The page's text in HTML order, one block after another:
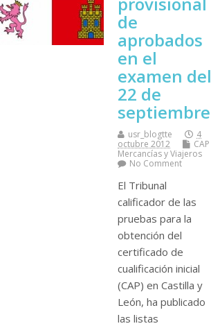
de
aprobados
en el
examen del
22 de
septiembre
usr_blogtte
4
octubre 2012
CAP
Mercancí­as y Viajeros
No Comment
El Tribunal
calificador de las
pruebas para la
obtención del
certificado de
cualificación inicial
(CAP) en Castilla y
León, ha publicado
las listas